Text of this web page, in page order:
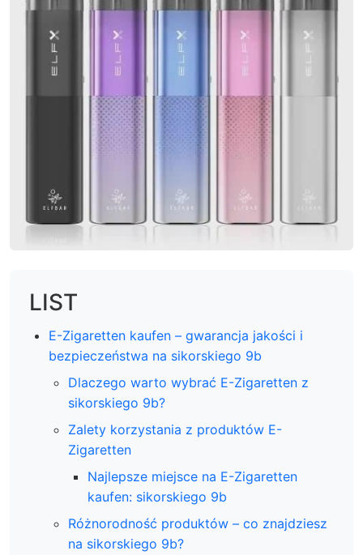
LIST
E-Zigaretten kaufen – gwarancja jakości i
bezpieczeństwa na sikorskiego 9b
Dlaczego warto wybrać E-Zigaretten z
sikorskiego 9b?
Zalety korzystania z produktów E-
Zigaretten
Najlepsze miejsce na E-Zigaretten
kaufen: sikorskiego 9b
Różnorodność produktów – co znajdziesz
na sikorskiego 9b?